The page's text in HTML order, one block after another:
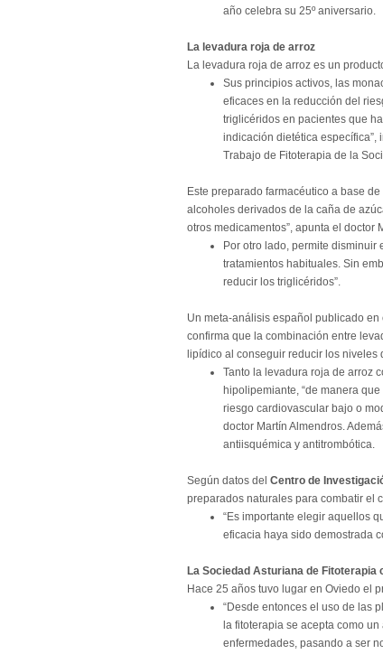
año celebra su 25º aniversario.
La levadura roja de arroz
La levadura roja de arroz es un
Sus principios activos, las
eficaces en la reducción del
triglicéridos en pacientes que
indicación dietética específica”,
Trabajo de Fitoterapia de la
Este preparado farmacéutico a base de
alcoholes derivados de la caña de
otros medicamentos”, apunta el doctor
Por otro lado, permite
tratamientos habituales. Sin
reducir los triglicéridos”.
Un meta-análisis español publicado
confirma que la combinación entre
lipídico al conseguir reducir los niveles
Tanto la levadura roja de arroz
hipolipemiante, “de manera
riesgo cardiovascular bajo o
doctor Martín Almendros.
antiisquémica y antitrombótica.
Según datos del Centro de
preparados naturales para combatir el
“Es importante elegir aquellos
eficacia haya sido demostrada
La Sociedad Asturiana de Fitoterapia
Hace 25 años tuvo lugar en Oviedo el
“Desde entonces el uso de las
la fitoterapia se acepta como
enfermedades, pasando a ser